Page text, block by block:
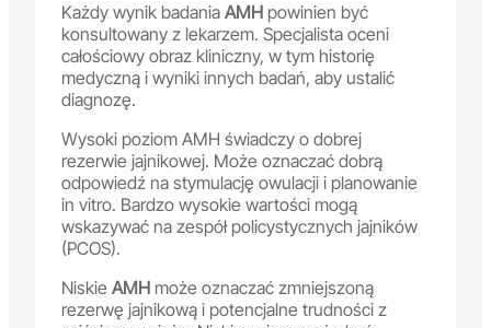
Każdy wynik badania AMH powinien być
konsultowany z lekarzem. Specjalista oceni
całościowy obraz kliniczny, w tym historię
medyczną i wyniki innych badań, aby ustalić
diagnozę.
Wysoki poziom AMH świadczy o dobrej
rezerwie jajnikowej. Może oznaczać dobrą
odpowiedź na stymulację owulacji i planowanie
in vitro. Bardzo wysokie wartości mogą
wskazywać na zespół policystycznych jajników
(PCOS).
Niskie AMH może oznaczać zmniejszoną
rezerwę jajnikową i potencjalne trudności z